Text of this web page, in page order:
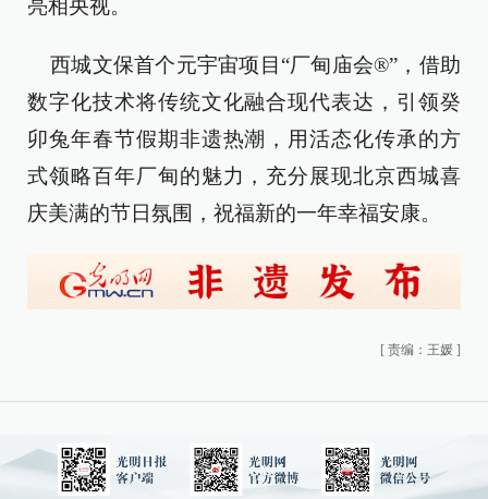
亮相央视。
西城文保首个元宇宙项目“厂甸庙会®”，借助
数字化技术将传统文化融合现代表达，引领癸
卯兔年春节假期非遗热潮，用活态化传承的方
式领略百年厂甸的魅力，充分展现北京西城喜
庆美满的节日氛围，祝福新的一年幸福安康。
[ 责编：王媛 ]